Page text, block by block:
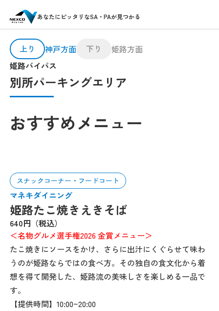
あなたにピッタリなSA・PAが見つかる
姫路バイパス
別所パーキングエリア
上り 神戸方面 下り 姫路方面
おすすめメニュー
スナックコーナー・フードコート
マネキダイニング
姫路たこ焼きえきそば
640円（税込）
＜名物グルメ選手権2026 金賞メニュー＞
たこ焼きにソースをかけ、さらに出汁にくぐらせて味わ
うのが姫路ならではの食べ方。その独自の食文化から着
想を得て開発した、姫路流の美味しさを楽しめる一品で
す。
【提供時間】10:00~20:00